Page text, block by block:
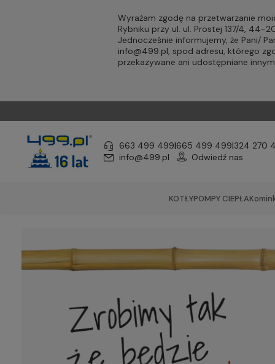
Wyrażam zgodę na przetwarzanie
Rybniku przy ul. ul. Prostej 137/4, 44-
Jednocześnie informujemy, że Pani/
info@499.pl, spod adresu, którego
przekazywane ani udostępniane
663 499 499|665 499 499|324 270
info@499.pl
Odwiedź nas
KOTŁYPOMPY CIEPŁA